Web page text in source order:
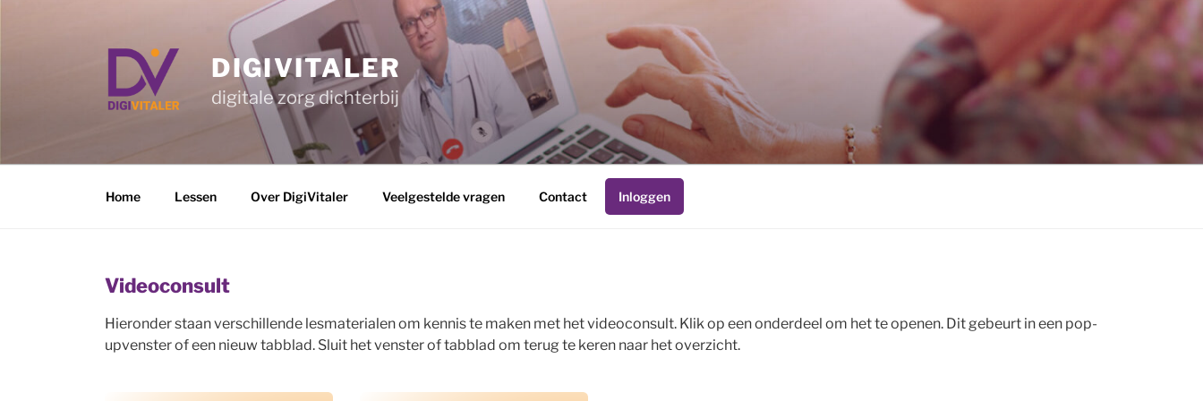
DIGIVITALER
digitale zorg dichterbij
Home Lessen Over DigiVitaler Veelgestelde vragen Contact Inloggen
Videoconsult
Hieronder staan verschillende lesmaterialen om kennis te maken met het videoconsult. Klik op een onderdeel om het te openen. Dit gebeurt in een pop-
upvenster of een nieuw tabblad. Sluit het venster of tabblad om terug te keren naar het overzicht.